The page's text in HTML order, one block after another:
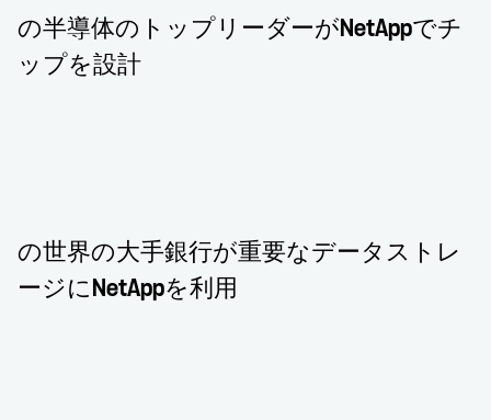
の半導体のトップリーダーがNetAppでチ
ップを設計
の世界の大手銀行が重要なデータストレ
ージにNetAppを利用